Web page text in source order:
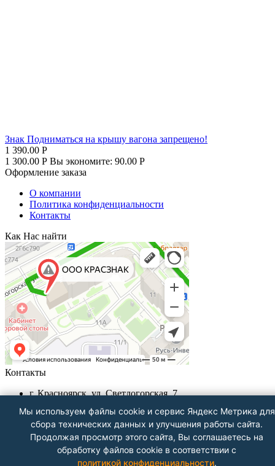
Знак Подниматься на крышу вагона запрещено!
1 390.00 Р
1 300.00 Р Вы экономите: 90.00 Р
Оформление заказа
О компании
Политика конфиденциальности
Контакты
Как Нас найти
Контакты
г. Красноярск, ул. Светлогорская, 7
Пн-Пт с 9.00 - до 18.00
info@krasznak24.ru
Посмотреть на карте
Мы используем файлы cookie и сервис Яндекс Метрика для
сбора технических данных и улучшения работы сайта.
Продолжая просмотр этого сайта, Вы соглашаетесь на
обработку файлов cookie в соответствии с
политикой конфиденциальности.